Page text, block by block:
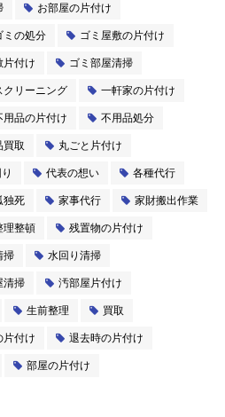
お部屋の片付け
ミの処分
ゴミ屋敷の片付け
片付け
ゴミ部屋清掃
クリーニング
一軒家の片付け
用品の片付け
不用品処分
買取
丸ごと片付け
代表の想い
各種代行
独死 家事代行
家財搬出作業
理整頓
残置物の片付け
掃
水回り清掃
清掃
汚部屋片付け
生前整理
買取
片付け
退去時の片付け
部屋の片付け